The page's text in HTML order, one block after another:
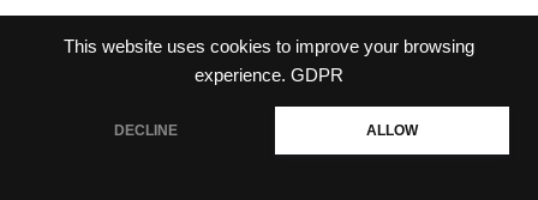
This website uses cookies to improve your browsing
experience. GDPR
DECLINE ALLOW
#สุสานใต้ดวงดาว​ แปลจาก​ Forgetting Places โดย​ ถ่ายเถา​
#ความลับแวมไพร์​ แปลจาก​ ClubX : Vampire in​ the​ Closet